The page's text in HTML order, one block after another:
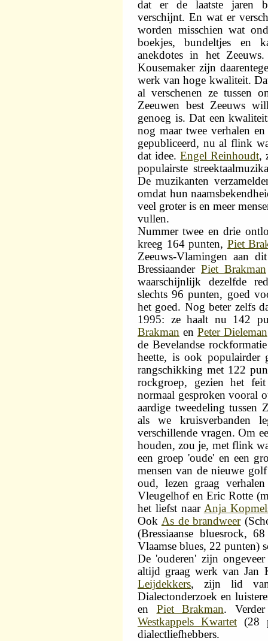
dat er de laatste jaren
verschijnt. En wat er
worden misschien wat
boekjes, bundeltjes en
anekdotes in het
Kousemaker zijn
werk van hoge kwaliteit.
al verschenen ze tussen
Zeeuwen best Zeeuws
genoeg is. Dat een
nog maar twee verhalen
gepubliceerd, nu al flink
dat idee. Engel Reinhoudt,
populairste
De muzikanten
omdat hun
veel groter is en meer
vullen.
Nummer twee en drie
kreeg 164 punten, Piet
Zeeuws-Vlamingen aan
Bressiaander Piet Brakman
waarschijnlijk dezelfde
slechts 96 punten, goed
het goed. Nog beter zelfs
1995: ze haalt nu 142
Brakman en Peter Dieleman
de Bevelandse
heette, is ook
rangschikking met 122
rockgroep, gezien het
normaal gesproken vooral
aardige tweedeling tussen
als we kruisverbanden
verschillende vragen. Om
houden, zou je, met flink
een groep 'oude' en een
mensen van de nieuwe
oud, lezen graag
Vleugelhof en Eric Rotte
het liefst naar Anja
Ook As de brandweer
(Bressiaanse bluesrock,
Vlaamse blues, 22 punten)
De 'ouderen' zijn
altijd graag werk van Jan
Leijdekkers, zijn lid van
Dialectonderzoek en
en Piet Brakman.
Westkappels Kwartet(28
dialectliefhebbers.